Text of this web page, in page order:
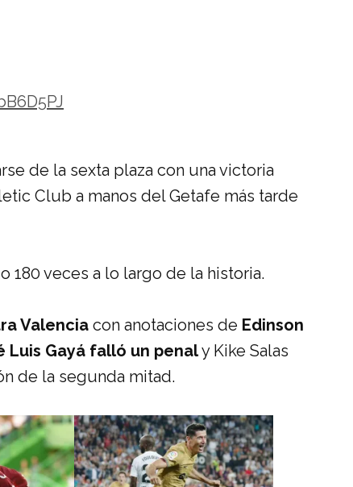
de la sexta plaza con una victoria
Club a manos del Getafe más tarde
180 veces a lo largo de la historia.
Valencia con anotaciones de Edinson
Luis Gayá falló un penaly Kike Salas
de la segunda mitad.